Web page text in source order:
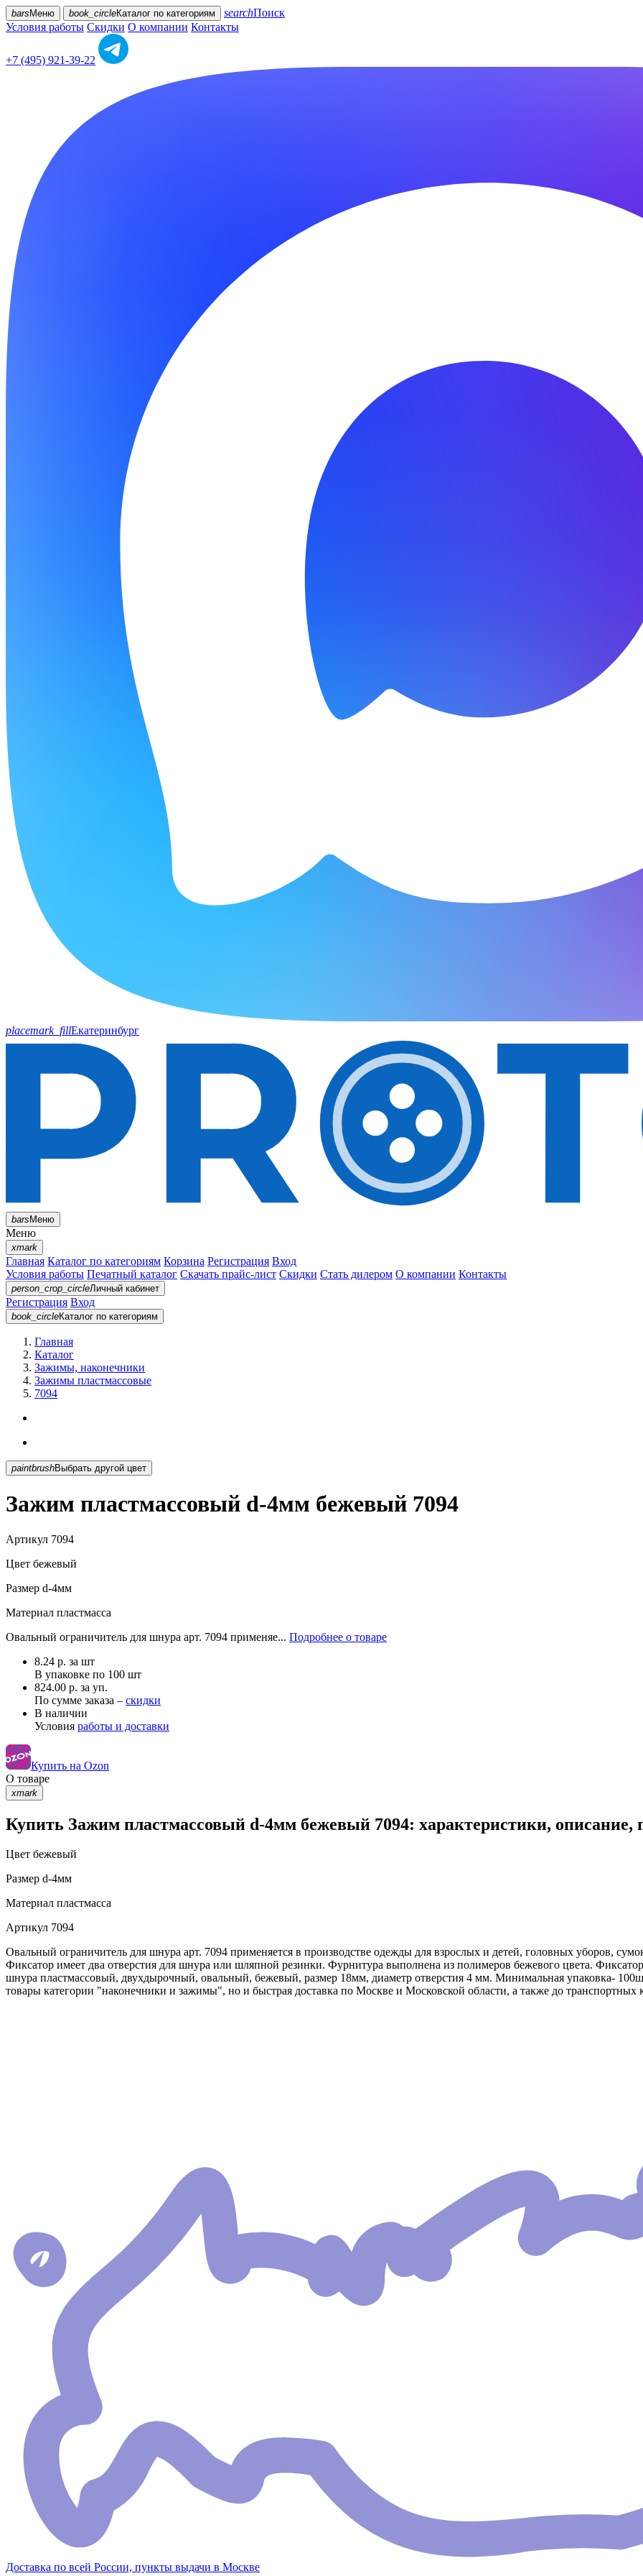
bars Меню book_circleКаталог по категориям searchПоиск
Условия работы Скидки О компании Контакты
+7 (495) 921-39-22
placemark_fillЕкатеринбург
barsМеню
Меню
xmark
Главная Каталог по категориям Корзина Регистрация Вход
Условия работы Печатный каталог Скачать прайс-лист Скидки Стать дилером О компании Контакты
person_crop_circleЛичный кабинет
Регистрация Вход
book_circleКаталог по категориям
Главная
Каталог
Зажимы, наконечники
Зажимы пластмассовые
7094
paintbrush Выбрать другой цвет
Зажим пластмассовый d-4мм бежевый 7094
Артикул 7094
Цвет бежевый
Размер d-4мм
Материал пластмасса
Овальный ограничитель для шнура арт. 7094 применяе... Подробнее о товаре
8.24 р. за шт
В упаковке по 100 шт
824.00 р. за уп.
По сумме заказа – скидки
В наличии
Условия работы и доставки
Купить на Ozon
О товаре
xmark
Купить Зажим пластмассовый d-4мм бежевый 7094: характеристики, описание,
Цвет бежевый
Размер d-4мм
Материал пластмасса
Артикул 7094
Овальный ограничитель для шнура арт. 7094 применяется в производстве одежды для взрослых и детей, головных уборов,
Фиксатор имеет два отверстия для шнура или шляпной резинки. Фурнитура выполнена из полимеров бежевого цвета.
шнура пластмассовый, двухдырочный, овальный, бежевый, размер 18мм, диаметр отверстия 4 мм. Минимальная упаковка-
товары категории "наконечники и зажимы", но и быстрая доставка по Москве и Московской области, а также до
Доставка по всей России, пункты выдачи в Москве